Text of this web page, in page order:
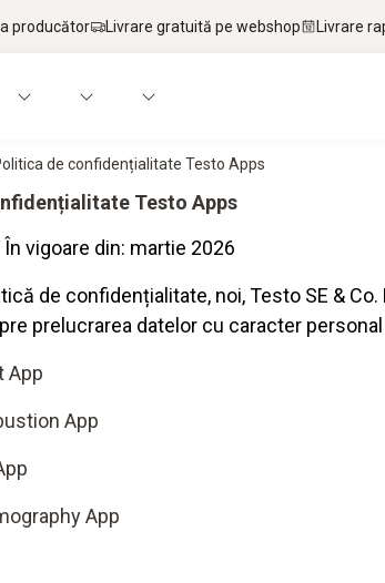
producător Livrare gratuită pe webshop Livrare
de confidențialitate Testo Apps
Testo Apps
vigoare din: martie 2026
de confidențialitate, noi, Testo SE &
prelucrarea datelor cu caracter
App
App
App